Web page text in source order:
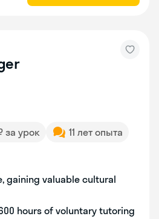
за урок
11 лет опыта
gaining valuable cultural
hours of voluntary tutoring